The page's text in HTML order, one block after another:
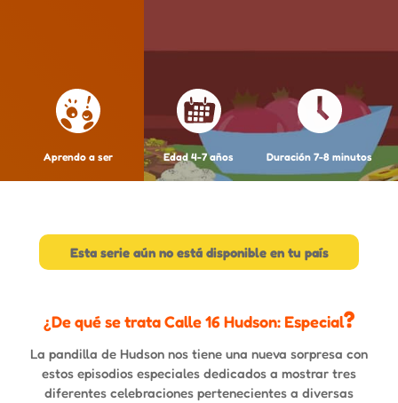
Aprendo a ser Edad 4-7 años Duración 7-8 minutos
Esta serie aún no está disponible en tu país
¿De qué se trata Calle 16 Hudson: Especial?
La pandilla de Hudson nos tiene una nueva sorpresa con
estos episodios especiales dedicados a mostrar tres
diferentes celebraciones pertenecientes a diversas